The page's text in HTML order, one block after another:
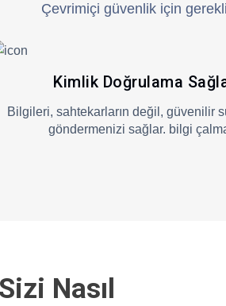
Çevrimiçi güvenlik için
Kimlik Doğrulama
Bilgileri, sahtekarların değil, güvenilir
göndermenizi sağlar. bilgi
Nasıl